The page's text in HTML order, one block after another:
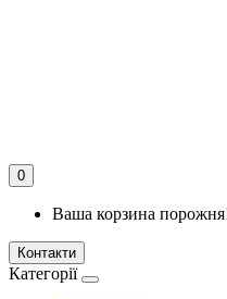
0
Ваша корзина
Контакти
Категорії